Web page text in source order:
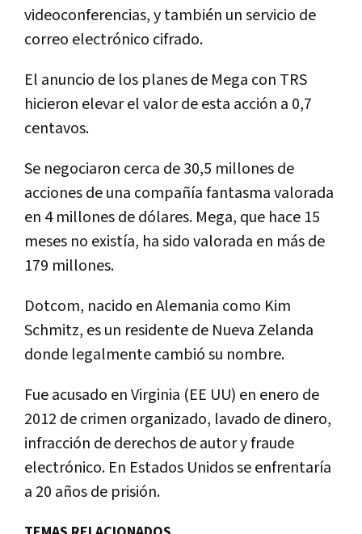
videoconferencias, y también un servicio de
correo electrónico cifrado.
El anuncio de los planes de Mega con TRS
hicieron elevar el valor de esta acción a 0,7
centavos.
Se negociaron cerca de 30,5 millones de
acciones de una compañía fantasma valorada
en 4 millones de dólares. Mega, que hace 15
meses no existía, ha sido valorada en más de
179 millones.
Dotcom, nacido en Alemania como Kim
Schmitz, es un residente de Nueva Zelanda
donde legalmente cambió su nombre.
Fue acusado en Virginia (EE UU) en enero de
2012 de crimen organizado, lavado de dinero,
infracción de derechos de autor y fraude
electrónico. En Estados Unidos se enfrentaría
a 20 años de prisión.